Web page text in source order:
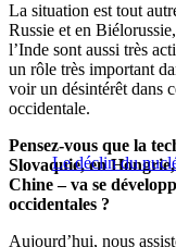
La situation est tout
Russie et en
l’Inde sont aussi très
un rôle très important
voir un désintérêt dans
occidentale.
Le déclin du
Pensez-vous que la
Slovaquie, en
Chine – va se
occidentales ?
Aujourd’hui, nous